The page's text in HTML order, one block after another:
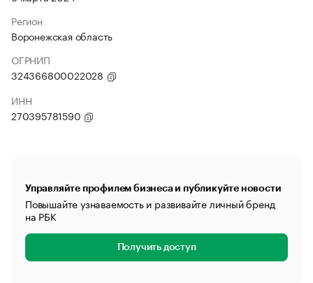
Регион
Воронежская область
ОГРНИП
324366800022028
ИНН
270395781590
Управляйте профилем бизнеса и публикуйте новости
Повышайте узнаваемость и развивайте личный бренд
на РБК
Получить доступ